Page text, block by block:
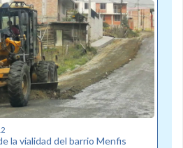
la vialidad del barrio Menfis